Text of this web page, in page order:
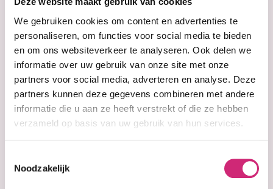
We gebruiken cookies om content en advertenties te
personaliseren, om functies voor social media te bieden
en om ons websiteverkeer te analyseren. Ook delen we
informatie over uw gebruik van onze site met onze
partners voor social media, adverteren en analyse. Deze
partners kunnen deze gegevens combineren met andere
informatie die u aan ze heeft verstrekt of die ze hebben
verzameld op basis van uw gebruik van hun services.
Noodzakelijk
BOOSTER ANTI-
DARK SPOT
LUMINIZING
CONCENTRATE |
GOLD 15ml
€19,90
Tone Oil 100ml
€11,99
eerste
bestelling